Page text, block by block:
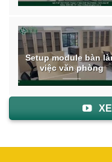
Setup module bàn
việc văn phòng